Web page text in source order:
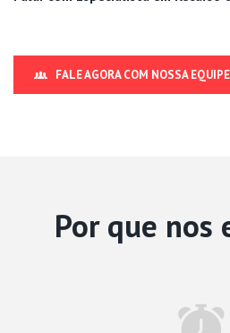
FALE AGORA COM NOSSA EQUIPE
Por que nos